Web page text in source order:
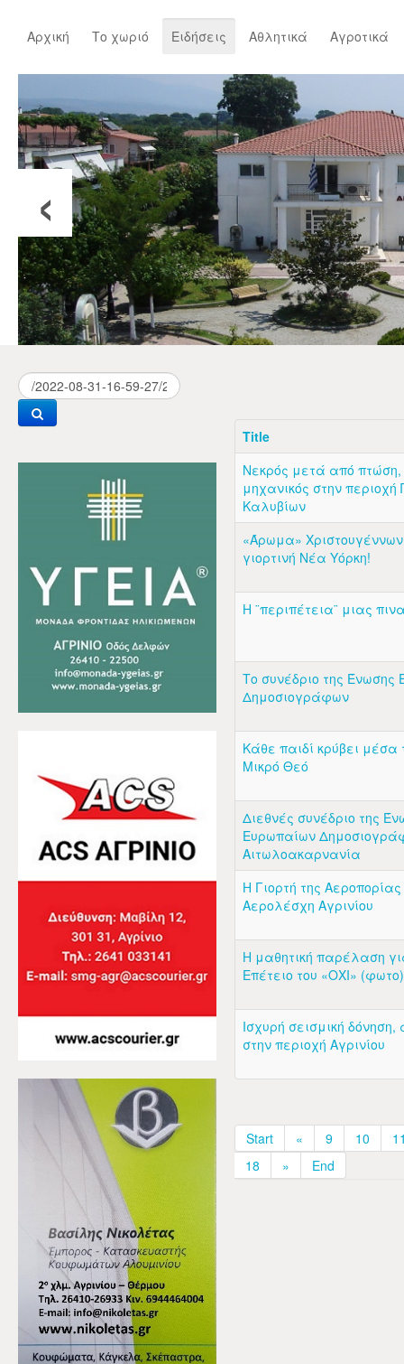
Αρχική Το χωριό Ειδήσεις Αθλητικά Αγροτικά
‹
Title
Νεκρός μετά από πτώση,
μηχανικός στην
Καλυβίων
«Άρωμα»
γιορτινή Νέα Υόρκη!
Η ¨περιπέτεια¨ μιας
Το συνέδριο της Ένωσης
Δημοσιογράφων
Κάθε παιδί κρύβει μέσα
Μικρό Θεό
Διεθνές συνέδριο της
Ευρωπαίων
Αιτωλοακαρνανία
Η Γιορτή της
Αερολέσχη Αγρινίου
Η μαθητική παρέλαση
Επέτειο του «ΟΧΙ» (φωτο)
Ισχυρή σεισμική δόνηση,
στην περιοχή Αγρινίου
Start « 9 10
18
» End